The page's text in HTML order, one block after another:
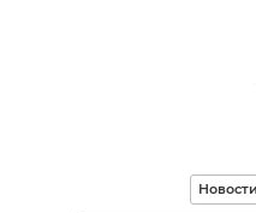
Новости